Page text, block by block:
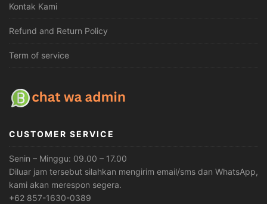
Kontak Kami
Refund and Return Policy
Term of service
CUSTOMER SERVICE
Senin – Minggu: 09.00 – 17.00
Diluar jam tersebut silahkan mengirim email/sms dan WhatsApp,
kami akan merespon segera.
+62 857-1630-0389